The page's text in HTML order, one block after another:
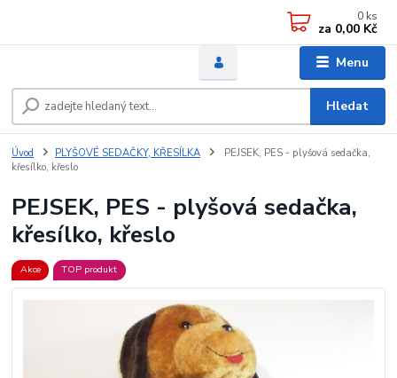
Menu
Hledat
0 ks
za 0,00 Kč
Úvod PLYŠOVÉ SEDAČKY, KŘESÍLKA
PEJSEK, PES - plyšová sedačka,
křesílko, křeslo
PEJSEK, PES - plyšová sedačka,
křesílko, křeslo
Akce TOP produkt